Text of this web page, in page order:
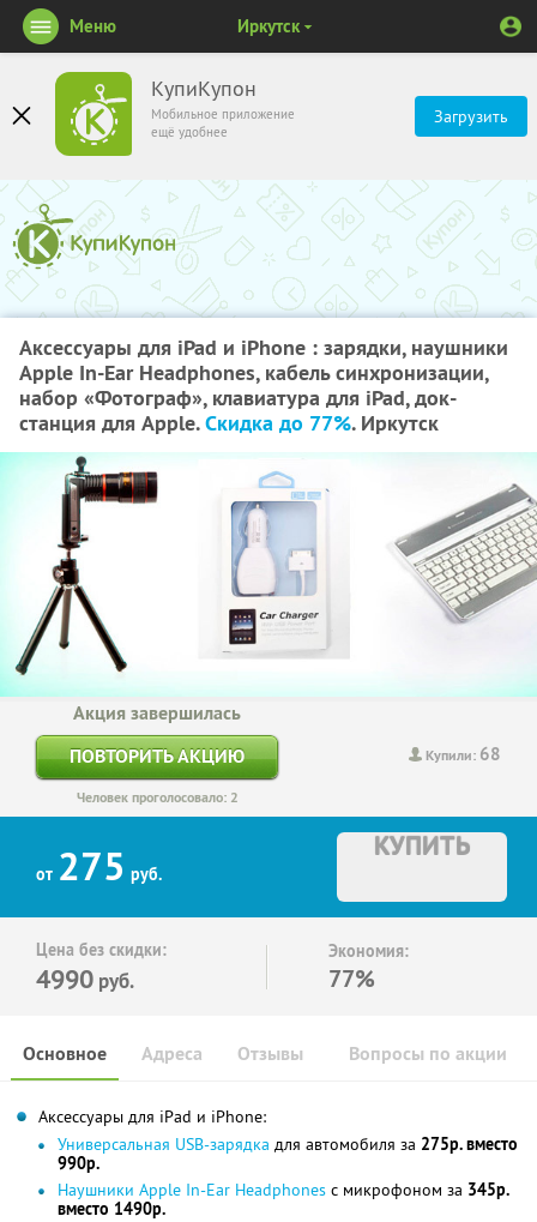
КупиКупон
Мобильное приложение
ещё удобнее
Загрузить
Меню Иркутск
Аксессуары для iPad и iPhone : зарядки, наушники
Apple In-Ear Headphones, кабель синхронизации,
набор «Фотограф», клавиатура для iPad, док-
станция для Apple.Скидка до 77%. Иркутск
Купили: 68
Акция завершилась
ПОВТОРИТЬ АКЦИЮ
Человек проголосовало: 2
от 275 руб.
КУПИТЬ
Цена без скидки:
4990 руб.
Экономия:
77%
Основное Отзывы Вопросы по акции
Адреса
Аксессуары для iPad и iPhone:
Универсальная USB-зарядка для автомобиля за 275р. вместо
990р.
Наушники Apple In-Ear Headphones c микрофоном за 345р.
вместо 1490р.